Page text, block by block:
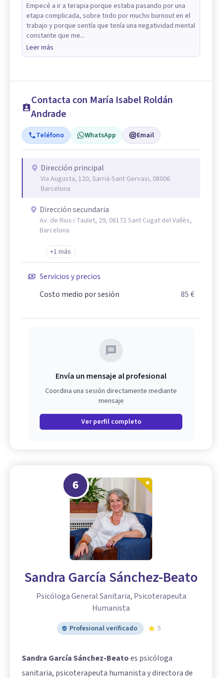
Empecé a ir a terapia porque estaba pasando por una
etapa complicada, sobre todo por mucho burnout en el
trabajo y porque sentía que tenía una negatividad mental
constante que me...
Leer más
Contacta con María Isabel Roldán
Andrade
Teléfono WhatsApp Email
Dirección principal
Via Augusta, 120, Sarrià-Sant Gervasi, 08006
Barcelona
Dirección secundaria
Av. de Rius i Taulet, 29, 08172 Sant Cugat del Vallès,
Barcelona
+1 más
Servicios y precios
Costo medio por sesión
85 €
Envía un mensaje al profesional
Coordina una sesión directamente mediante
mensaje
Ver perfil completo
6
Sandra García Sánchez-Beato
Psicóloga General Sanitaria, Psicoterapeuta
Humanista
Profesional verificado 5
Sandra García Sánchez-Beatoes psicóloga
sanitaria, psicoterapeuta humanista y directora de